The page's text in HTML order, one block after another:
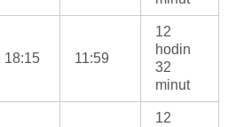
18:15 11:59
12
hodin
32
minut
12